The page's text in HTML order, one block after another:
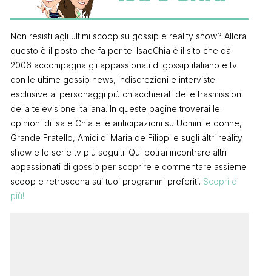
Non resisti agli ultimi scoop su gossip e reality show? Allora
questo è il posto che fa per te! IsaeChia è il sito che dal
2006 accompagna gli appassionati di gossip italiano e tv
con le ultime gossip news, indiscrezioni e interviste
esclusive ai personaggi più chiacchierati delle trasmissioni
della televisione italiana. In queste pagine troverai le
opinioni di Isa e Chia e le anticipazioni su Uomini e donne,
Grande Fratello, Amici di Maria de Filippi e sugli altri reality
show e le serie tv più seguiti. Qui potrai incontrare altri
appassionati di gossip per scoprire e commentare assieme
scoop e retroscena sui tuoi programmi preferiti. Scopri di
più!